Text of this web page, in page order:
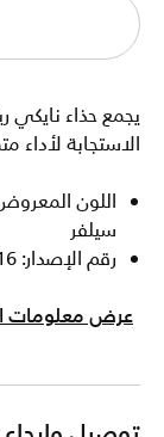
الاستجابة لأداء
اللون
سيلفر
رقم الإصدار: 621716-022
عرض معلومات